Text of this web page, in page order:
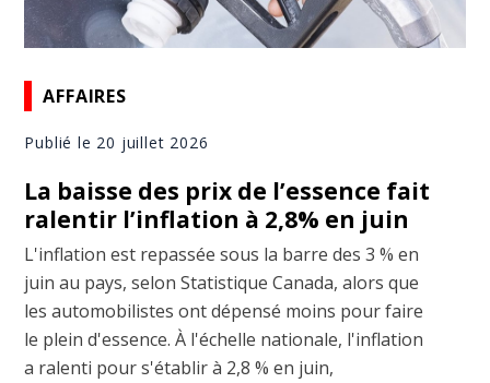
AFFAIRES
Publié le 20 juillet 2026
La baisse des prix de l’essence fait
ralentir l’inflation à 2,8% en juin
L'inflation est repassée sous la barre des 3 % en
juin au pays, selon Statistique Canada, alors que
les automobilistes ont dépensé moins pour faire
le plein d'essence. À l'échelle nationale, l'inflation
a ralenti pour s'établir à 2,8 % en juin,